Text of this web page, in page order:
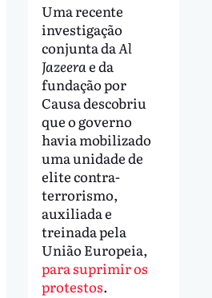
Uma recente
investigação
conjunta daAl
Jazeerae da
fundação por
Causa descobriu
que o governo
havia mobilizado
uma unidade de
elite contra-
terrorismo,
auxiliada e
treinada pela
União Europeia,
para suprimir os
protestos.